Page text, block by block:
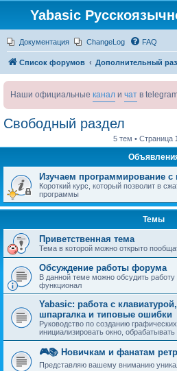
Yabasic
Документация ChangeLog FAQ
Список форумов Дополнительный
Наши официальные канал и чат в
Свободный раздел
5 тем • Страница
Изучаем программирование с
Короткий курс, который позволит в
программы
Темы
Приветственная тема
Тема в которой можно открыто
Обсуждение работы форума
В данной теме можно обсудить
функционал
Yabasic: работа с
шпаргалка и типовые ошибки
Руководство по созданию
инициализировать окно,
🎮📚 Новичкам и фанатам
Представляю вашему вниманию